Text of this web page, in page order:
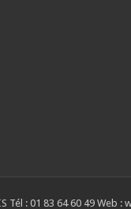
Tél : 01 83 64 60 49 Web :